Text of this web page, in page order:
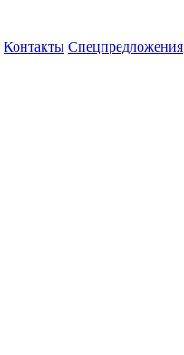
Контакты Спецпредложения